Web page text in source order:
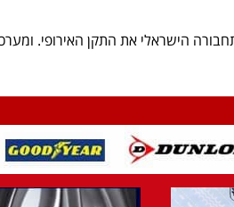
אויר ברכב שלא הותקנה בו מערכת כזו בזמן ייצורו. אולם, החל משנת 2014 אימץ